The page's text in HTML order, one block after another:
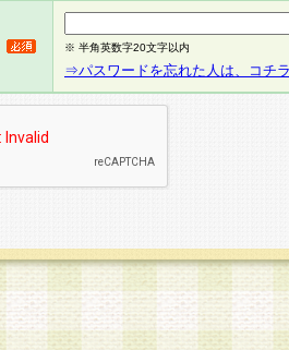
※ 半角英数字20文字以内
⇒パスワードを忘れた人は、コチ